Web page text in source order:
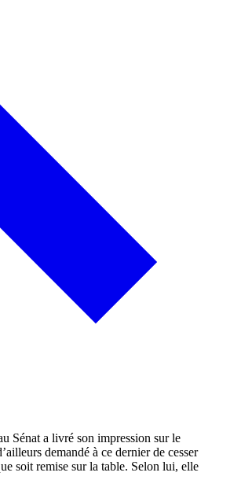
Sénat a livré son impression sur le
demandé à ce dernier de cesser
soit remise sur la table. Selon lui, elle